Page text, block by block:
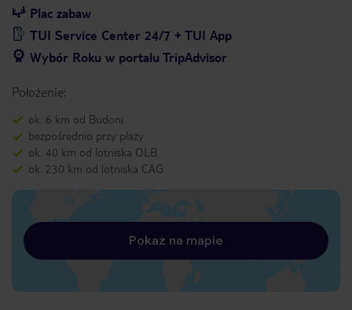
Plac zabaw
TUI Service Center 24/7 + TUI App
Wybór Roku w portalu TripAdvisor
Położenie:
ok. 6 km od Budoni
bezpośrednio przy plaży
ok. 40 km od lotniska OLB
ok. 230 km od lotniska CAG
Pokaż na mapie